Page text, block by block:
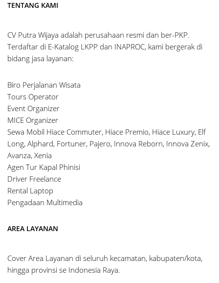
TENTANG KAMI
CV Putra Wijaya adalah perusahaan resmi dan ber-PKP.
Terdaftar di E-Katalog LKPP dan INAPROC, kami bergerak di
bidang jasa layanan:
Biro Perjalanan Wisata
Tours Operator
Event Organizer
MICE Organizer
Sewa Mobil Hiace Commuter, Hiace Premio, Hiace Luxury, Elf
Long, Alphard, Fortuner, Pajero, Innova Reborn, Innova Zenix,
Avanza, Xenia
Agen Tur Kapal Phinisi
Driver Freelance
Rental Laptop
Pengadaan Multimedia
AREA LAYANAN
Cover Area Layanan di seluruh kecamatan, kabupaten/kota,
hingga provinsi se Indonesia Raya.